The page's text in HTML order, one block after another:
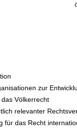
zur
Völkerrecht
relevanter
für das Recht